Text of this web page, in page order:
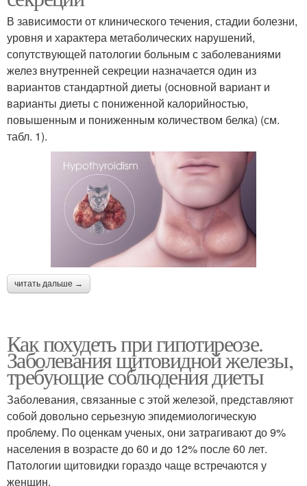
В зависимости от клинического течения, стадии болезни,
уровня и характера метаболических нарушений,
сопутствующей патологии больным с заболеваниями
желез внутренней секреции назначается один из
вариантов стандартной диеты (основной вариант и
варианты диеты с пониженной калорийностью,
повышенным и пониженным количеством белка) (см.
табл. 1).
читать дальше →
Как похудеть при гипотиреозе.
Заболевания щитовидной железы,
требующие соблюдения диеты
Заболевания, связанные с этой железой, представляют
собой довольно серьезную эпидемиологическую
проблему. По оценкам ученых, они затрагивают до 9%
населения в возрасте до 60 и до 12% после 60 лет.
Патологии щитовидки гораздо чаще встречаются у
женщин.